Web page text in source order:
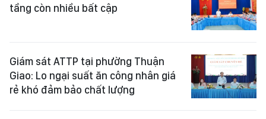
tầng còn nhiều bất cập
Giám sát ATTP tại phường Thuận
Giao: Lo ngại suất ăn công nhân giá
rẻ khó đảm bảo chất lượng